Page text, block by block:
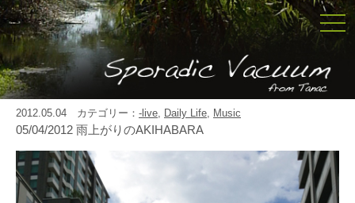
2012.05.04 カテゴリー： -live, Daily Life, Music
05/04/2012 雨上がりのAKIHABARA